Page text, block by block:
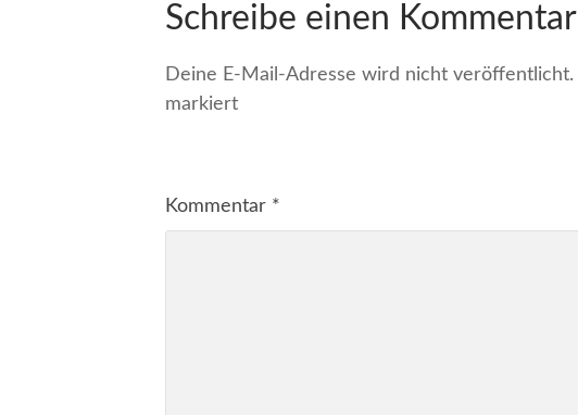
Schreibe einen Kommentar
Deine E-Mail-Adresse wird nicht veröffentlicht.
markiert
Kommentar *